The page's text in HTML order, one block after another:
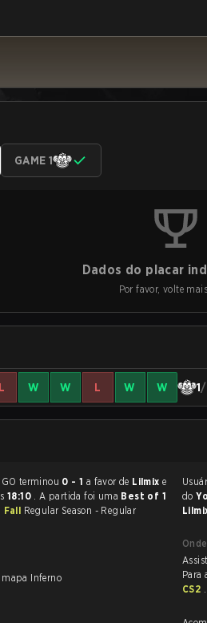
GAME 1
Dados do placar
Por favor, volte
L W W L W W 1/
A partida de CS:GO terminou 0 - 1 a favor de Lilmix e
18:10 . A partida foi uma Best of 1
Fall Regular Season - Regular
mapa Inferno
Usuários da Strafe
do
Para
CS2 .